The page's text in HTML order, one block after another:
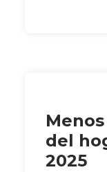
del
2025